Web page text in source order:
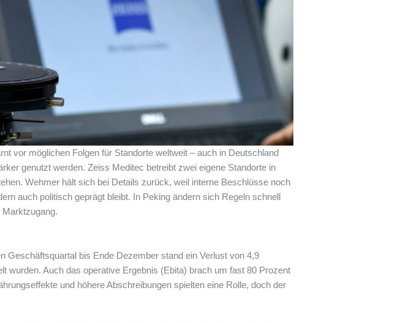
vor möglichen Folgen für Standorte weltweit – auch in Deutschland
genutzt werden. Zeiss Meditec betreibt zwei eigene Standorte in
Wehmer hält sich bei Details zurück, weil interne Beschlüsse noch
auch politisch geprägt bleibt. In Peking ändern sich Regeln schnell
Marktzugang.
Geschäftsquartal bis Ende Dezember stand ein Verlust von 4,9
wurden. Auch das operative Ergebnis (Ebita) brach um fast 80 Prozent
und höhere Abschreibungen spielten eine Rolle, doch der